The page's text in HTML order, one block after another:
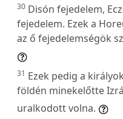
30 Disón fejedelem,
fejedelem. Ezek a
az ő fejedelemségök
31 Ezek pedig a
földén minekelőtte
uralkodott volna.